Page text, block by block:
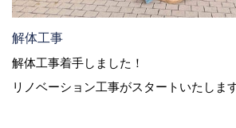
解体工事
解体工事着手しました！
リノベーション工事がスタートいたします